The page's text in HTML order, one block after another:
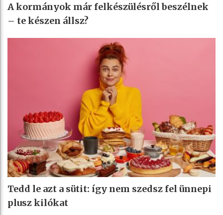
A kormányok már felkészülésről beszélnek
– te készen állsz?
Tedd le azt a sütit: így nem szedsz fel ünnepi
plusz kilókat